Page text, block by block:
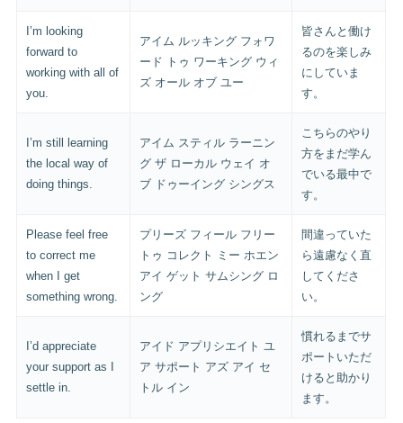
I’m looking
forward to
working with all of
you.
アイム ルッキング フォワ
ード トゥ ワーキング ウィ
ズ オール オブ ユー
皆さんと働け
るのを楽しみ
にしていま
す。
I’m still learning
the local way of
doing things.
アイム スティル ラーニン
グ ザ ローカル ウェイ オ
ブ ドゥーイング シングス
こちらのやり
方をまだ学ん
でいる最中で
す。
Please feel free
to correct me
when I get
something wrong.
プリーズ フィール フリー
トゥ コレクト ミー ホエン
アイ ゲット サムシング ロ
ング
間違っていた
ら遠慮なく直
してくださ
い。
I’d appreciate
your support as I
settle in.
アイド アプリシエイト ユ
ア サポート アズ アイ セ
トル イン
慣れるまでサ
ポートいただ
けると助かり
ます。